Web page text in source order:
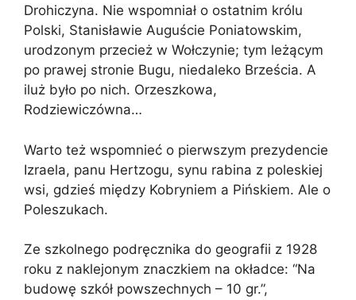
Drohiczyna. Nie wspomniał o ostatnim królu
Polski, Stanisławie Auguście Poniatowskim,
urodzonym przecież w Wołczynie; tym leżącym
po prawej stronie Bugu, niedaleko Brześcia. A
iluż było po nich. Orzeszkowa,
Rodziewiczówna…
Warto też wspomnieć o pierwszym prezydencie
Izraela, panu Hertzogu, synu rabina z poleskiej
wsi, gdzieś między Kobryniem a Pińskiem. Ale o
Poleszukach.
Ze szkolnego podręcznika do geografii z 1928
roku z naklejonym znaczkiem na okładce: “Na
budowę szkół powszechnych – 10 gr.”,